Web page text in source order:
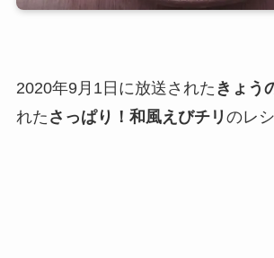
2020年9月1日に放送された きょう
れた さっぱり！和風えびチリ のレ